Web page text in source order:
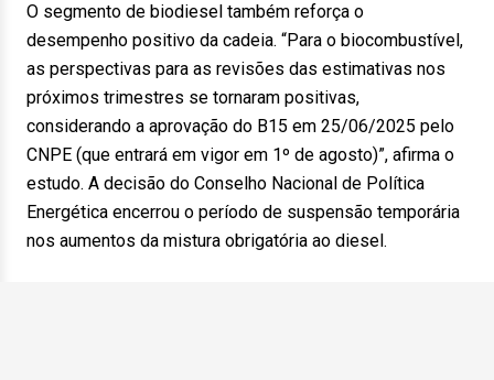
O segmento de biodiesel também reforça o
desempenho positivo da cadeia. “Para o biocombustível,
as perspectivas para as revisões das estimativas nos
próximos trimestres se tornaram positivas,
considerando a aprovação do B15 em 25/06/2025 pelo
CNPE (que entrará em vigor em 1º de agosto)”, afirma o
estudo. A decisão do Conselho Nacional de Política
Energética encerrou o período de suspensão temporária
nos aumentos da mistura obrigatória ao diesel.